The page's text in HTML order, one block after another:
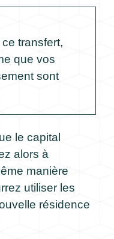
transfert,
que vos
sont
le capital
alors à
manière
utiliser les
résidence